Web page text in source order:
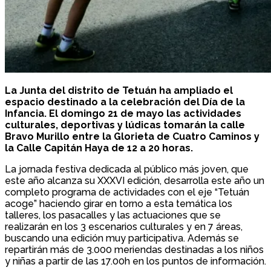
La Junta del distrito de Tetuán ha ampliado el
espacio destinado a la celebración del Día de la
Infancia. El domingo 21 de mayo las actividades
culturales, deportivas y lúdicas tomarán la calle
Bravo Murillo entre la Glorieta de Cuatro Caminos y
la Calle Capitán Haya de 12 a 20 horas.
La jornada festiva dedicada al público más joven, que
este año alcanza su XXXVI edición, desarrolla este año un
completo programa de actividades con el eje “Tetuán
acoge” haciendo girar en torno a esta temática los
talleres, los pasacalles y las actuaciones que se
realizarán en los 3 escenarios culturales y en 7 áreas,
buscando una edición muy participativa. Además se
repartirán más de 3.000 meriendas destinadas a los niños
y niñas a partir de las 17.00h en los puntos de información.